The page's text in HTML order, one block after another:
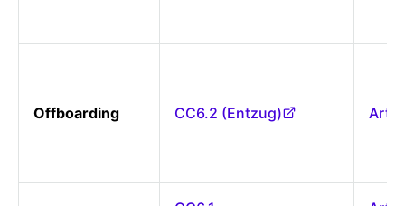
Offboarding CC6.2 (Entzug) Art.